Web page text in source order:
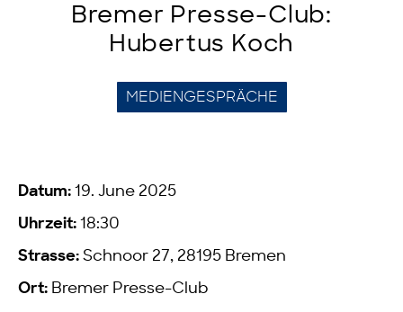
Bremer Presse-Club:
Hubertus Koch
MEDIENGESPRÄCHE
Datum: 19. June 2025
Uhrzeit: 18:30
Strasse: Schnoor 27, 28195 Bremen
Ort: Bremer Presse-Club